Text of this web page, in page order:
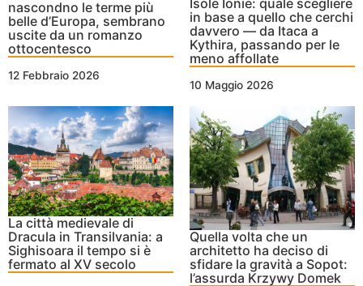
nascondno le terme più
belle d’Europa, sembrano
uscite da un romanzo
ottocentesco
12 Febbraio 2026
Isole Ionie: quale scegliere
in base a quello che cerchi
davvero — da Itaca a
Kythira, passando per le
meno affollate
10 Maggio 2026
La città medievale di
Dracula in Transilvania: a
Sighisoara il tempo si è
fermato al XV secolo
Quella volta che un
architetto ha deciso di
sfidare la gravità a Sopot:
l’assurda Krzywy Domek